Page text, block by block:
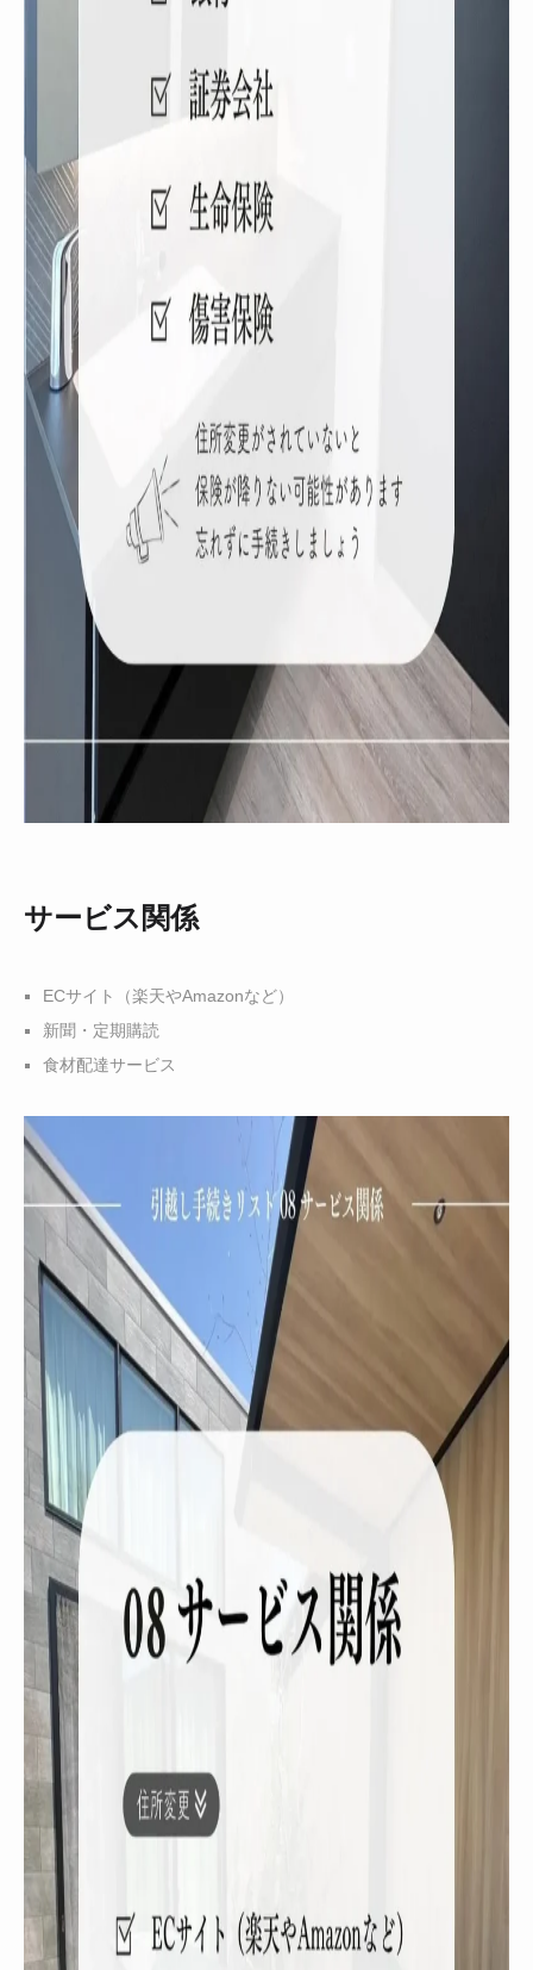
サービス関係
ECサイト（楽天やAmazonなど）
新聞・定期購読
食材配達サービス